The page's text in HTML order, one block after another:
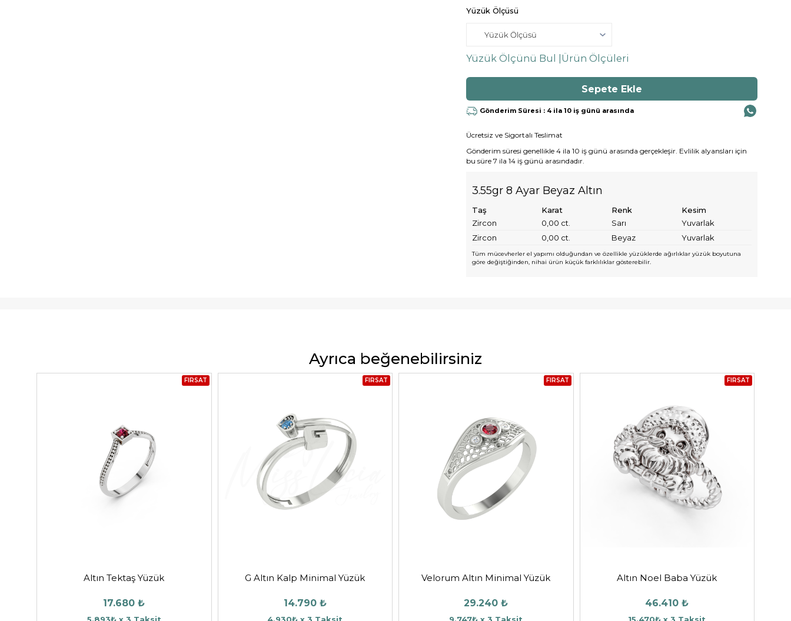
Yüzük Ölçüsü
Yüzük Ölçünü Bul | Ürün Ölçüleri
Gönderim Süresi : 4 ila 10 iş günü arasında
Ücretsiz ve Sigortalı Teslimat
Gönderim süresi genellikle 4 ila 10 iş günü arasında gerçekleşir. Evlilik alyansları için
bu süre 7 ila 14 iş günü arasındadır.
3.55gr 8 Ayar Beyaz Altın
Taş Karat Renk
Kesim
Zircon
0,00 ct. Sarı
Yuvarlak
Zircon
0,00 ct. Beyaz Yuvarlak
Tüm mücevherler el yapımı olduğundan ve özellikle yüzüklerde ağırlıklar yüzük boyutuna
göre değiştiğinden, nihai ürün küçük farklılıklar gösterebilir.
Ayrıca beğenebilirsiniz
FIRSAT
Altın Tektaş Yüzük
17.680 ₺
5.893₺ x 3 Taksit
FIRSAT
G Altın Kalp Minimal Yüzük
14.790 ₺
4.930₺ x 3 Taksit
FIRSAT
Velorum Altın Minimal Yüzük
29.240 ₺
9.747₺ x 3 Taksit
FIRSAT
Altın Noel Baba Yüzük
46.410 ₺
15.470₺ x 3 Taksit